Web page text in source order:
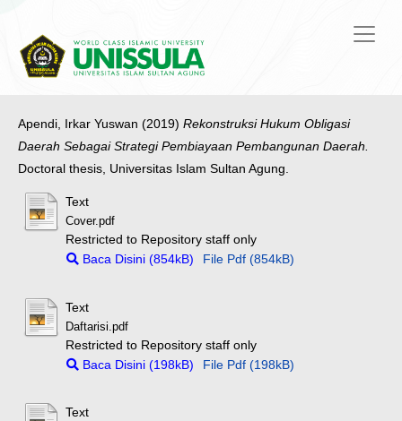
Apendi, Irkar Yuswan (2019) Rekonstruksi Hukum Obligasi
Daerah Sebagai Strategi Pembiayaan Pembangunan Daerah.
Doctoral thesis, Universitas Islam Sultan Agung.
Text
Cover.pdf
Restricted to Repository staff only
Baca Disini (854kB)
File Pdf (854kB)
Text
Daftarisi.pdf
Restricted to Repository staff only
Baca Disini (198kB)
File Pdf (198kB)
Text